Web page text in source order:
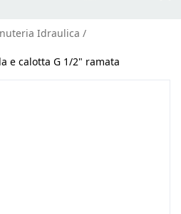
Idraulica
e calotta G 1/2" ramata